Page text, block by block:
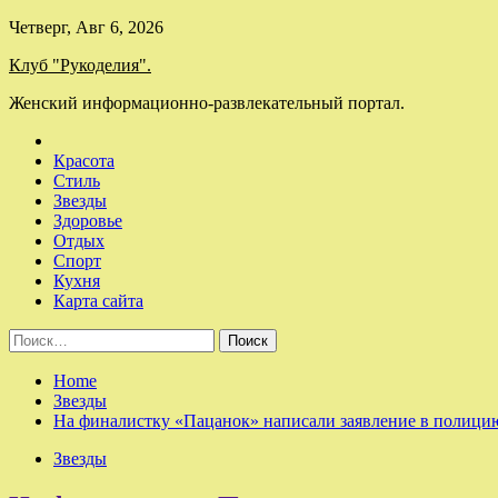
Skip
content
Четверг, Авг 6, 2026
Клуб "Рукоделия".
Женский информационно-развлекательный портал.
Красота
Стиль
Звезды
Здоровье
Отдых
Спорт
Кухня
Карта сайта
Найти:
Home
Звезды
На финалистку «Пацанок» написали заявление в
Звезды